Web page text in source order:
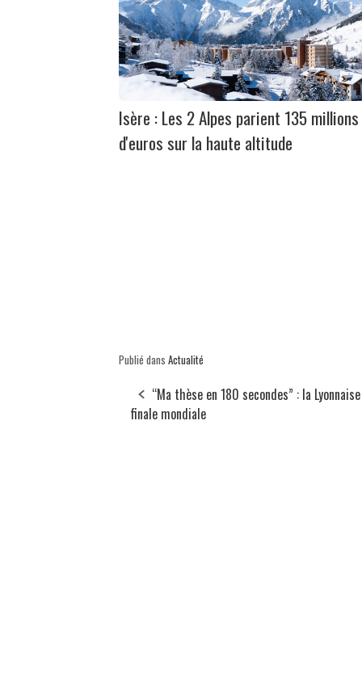
Isère : Les 2 Alpes parient 135 millions
d'euros sur la haute altitude
Publié dans Actualité
“Ma thèse en 180 secondes” : la
finale mondiale